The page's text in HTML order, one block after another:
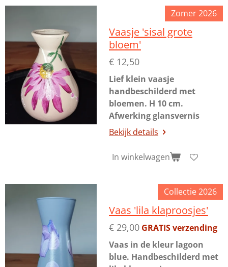
Zomer 2026
Vaasje 'sisal grote
bloem'
€ 12,50
Lief klein vaasje
handbeschilderd met
bloemen. H 10 cm.
Afwerking glansvernis
Bekijk details
In winkelwagen
Collectie 2026
Vaas 'lila klaproosjes'
€ 29,00 GRATIS verzending
Vaas in de kleur lagoon
blue. Handbeschilderd met